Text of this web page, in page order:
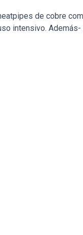
de cobre
intensivo.